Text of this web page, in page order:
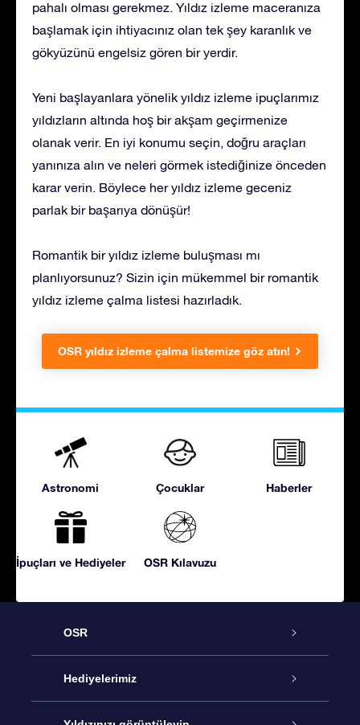
pahalı olması gerekmez. Yıldız izleme maceranıza
başlamak için ihtiyacınız olan tek şey karanlık ve
gökyüzünü engelsiz gören bir yerdir.
Yeni başlayanlara yönelik yıldız izleme ipuçlarımız
yıldızların altında hoş bir akşam geçirmenize
olanak verir. En iyi konumu seçin, doğru araçları
yanınıza alın ve neleri görmek istediğinize önceden
karar verin. Böylece her yıldız izleme geceniz
parlak bir başarıya dönüşür!
Romantik bir yıldız izleme buluşması mı
planlıyorsunuz? Sizin için mükemmel bir romantik
yıldız izleme çalma listesi hazırladık.
OSR yıldız izleme çalma listemize göz atın!
Astronomi Çocuklar Haberler
İpuçları ve Hediyeler OSR Kılavuzu
OSR
Hizmet
Hediyelerimiz